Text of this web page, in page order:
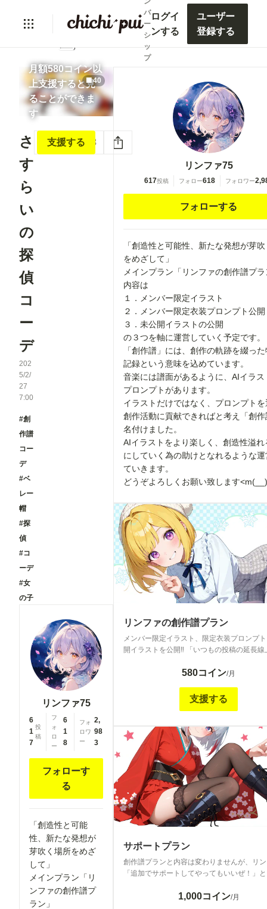
バ
ー
シ
ッ
プ
ログイ
ンする
ユーザー
登録する
lock
月額580コイン以
上支援すると見
ることができま
す
支援する
40
さ
す
ら
い
の
探
偵
コ
ー
デ
202
5/2/
27
7:00
#創
作譜
コー
デ
#ベ
レー
帽
#探
偵
#コ
ーデ
#女
の子
いいね 3
リンファ75
6
1
7
投
稿
フ
ォ
ロ
ー
6
1
8
フォ
ロワ
ー
2,
98
3
フォローす
る
「創造性と可能
性、新たな発想が
芽吹く場所をめざ
して」
メインプラン「リ
ンファの創作譜プ
ラン」
リンファ75
617投稿 フォロー618 フォロワー
フォローする
「創造性と可能性、新たな発想が芽
をめざして」
メインプラン「リンファの創作譜プ
内容は
１．メンバー限定イラスト
２．メンバー限定衣装プロンプト公開
３．未公開イラストの公開
の３つを軸に運営していく予定です。
「創作譜」には、創作の軌跡を綴っ
記録という意味を込めています。
音楽には譜面があるように、AIイラス
プロンプトがあります。
イラストだけではなく、プロンプト
創作活動に貢献できればと考え「創
名付けました。
AIイラストをより楽しく、創造性溢れ
にしていく為の助けとなれるような
ていきます。
どうぞよろしくお願い致します
リンファの創作譜プラン
メンバー限定イラスト、限定衣装プロンプ
開イラストを公開‼ 「いつもの投稿の延長線
するようなメンバーシップを目指して運営
ンプト等の公開プロンプトはご自身の作品
580コイン/月
支援する
サポートプラン
創作譜プランと内容は変わりませんが、リ
「追加でサポートしてやってもいいぜ！」
「こんな雰囲気のイラスト作れない？」と
1,000コイン/月